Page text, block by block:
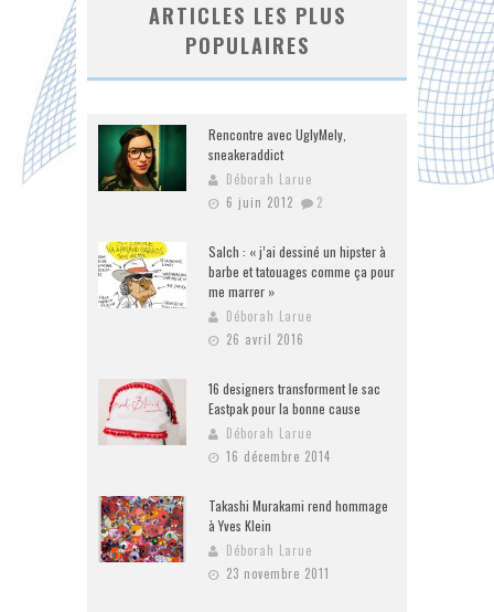
ARTICLES LES PLUS
POPULAIRES
Rencontre avec UglyMely,
sneakeraddict
Déborah Larue
6 juin 2012
2
Salch : « j’ai dessiné un hipster à
barbe et tatouages comme ça pour
me marrer »
Déborah Larue
26 avril 2016
16 designers transforment le sac
Eastpak pour la bonne cause
Déborah Larue
16 décembre 2014
Takashi Murakami rend hommage
à Yves Klein
Déborah Larue
23 novembre 2011